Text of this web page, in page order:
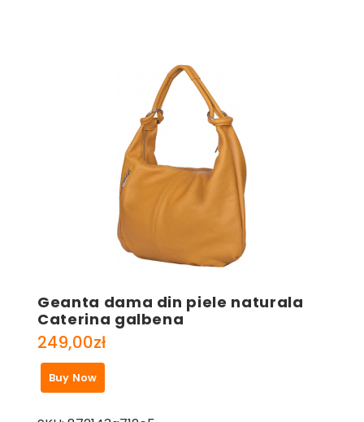
Geanta dama din piele naturala
Caterina galbena
249,00zł
Buy Now